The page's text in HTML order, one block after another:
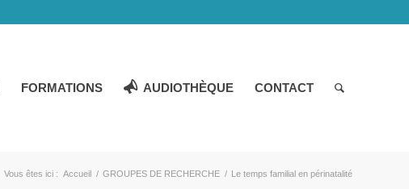
FORMATIONS AUDIOTHÈQUE CONTACT
Vous êtes ici : Accueil / GROUPES DE RECHERCHE / Le temps familial en périnatalité